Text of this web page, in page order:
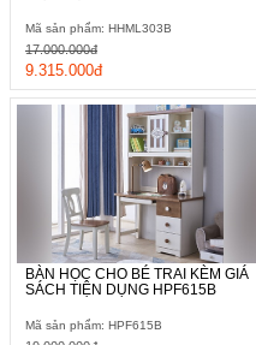
Mã sản phẩm: HHML303B
9.315.000đ
17.000.000đ
BÀN HỌC CHO BÉ TRAI KÈM GIÁ
SÁCH TIỆN DỤNG HPF615B
Mã sản phẩm: HPF615B